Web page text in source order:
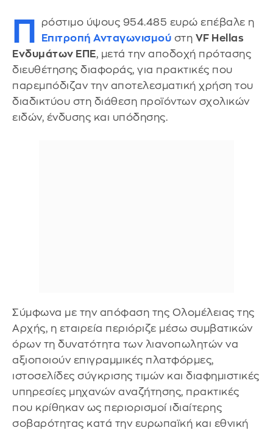
Π
ρόστιμο ύψους 954.485 ευρώ επέβαλε η
Επιτροπή Ανταγωνισμού στη VF Hellas
Ενδυμάτων ΕΠΕ, μετά την αποδοχή πρότασης
διευθέτησης διαφοράς, για πρακτικές που
παρεμπόδιζαν την αποτελεσματική χρήση του
διαδικτύου στη διάθεση προϊόντων σχολικών
ειδών, ένδυσης και υπόδησης.
Σύμφωνα με την απόφαση της Ολομέλειας της
Αρχής, η εταιρεία περιόριζε μέσω συμβατικών
όρων τη δυνατότητα των λιανοπωλητών να
αξιοποιούν επιγραμμικές πλατφόρμες,
ιστοσελίδες σύγκρισης τιμών και διαφημιστικές
υπηρεσίες μηχανών αναζήτησης, πρακτικές
που κρίθηκαν ως περιορισμοί ιδιαίτερης
σοβαρότητας κατά την ευρωπαϊκή και εθνική